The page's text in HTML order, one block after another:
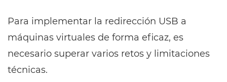
Para implementar la redirección USB a
máquinas virtuales de forma eficaz, es
necesario superar varios retos y limitaciones
técnicas.